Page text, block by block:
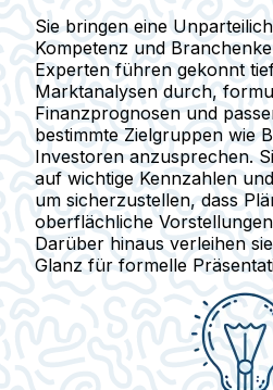
Sie bringen eine
Kompetenz und
Experten führen gekonnt
Marktanalysen durch,
Finanzprognosen und
bestimmte Zielgruppen wie
Investoren anzusprechen.
auf wichtige Kennzahlen
um sicherzustellen, dass
oberflächliche
Darüber hinaus verleihen
Glanz für formelle